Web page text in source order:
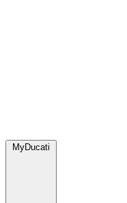
MyDucati